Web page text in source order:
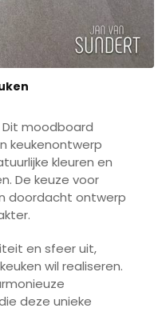
moodboard
keukenontwerp
kleuren en
De keuze voor
doordacht ontwerp
en sfeer uit,
wil realiseren.
deze unieke